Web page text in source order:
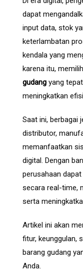
dapat
input data, stok
keterlambatan
kendala yang
karena itu, memilih
gudang yang
meningkatkan
Saat ini, berbagai
distributor,
memanfaatkan
digital. Dengan
perusahaan
secara real-time,
serta
Artikel ini akan
fitur, keunggulan,
barang gudang
Anda.